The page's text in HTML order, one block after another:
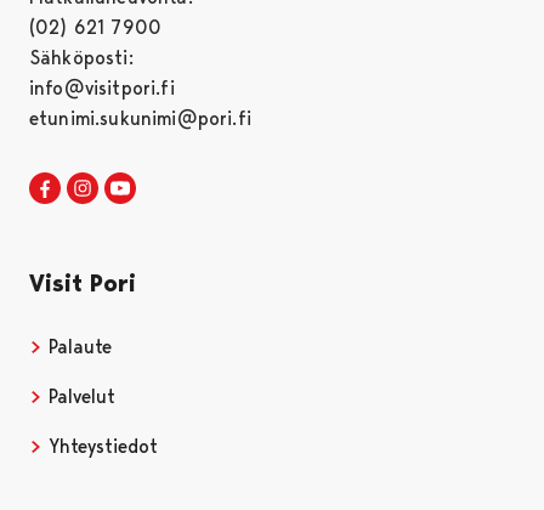
(02) 621 7900
Sähköposti:
info@visitpori.fi
etunimi.sukunimi@pori.fi
Visit Pori Facebookissa
Avautuu uudessa välilehdessä
Visit Pori Instagrammissa
Avautuu uudessa välilehdessä
Visit Pori
Palaute
Palvelut
Yhteystiedot